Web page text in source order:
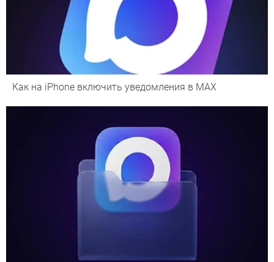
Как на iPhone включить уведомления в MAX